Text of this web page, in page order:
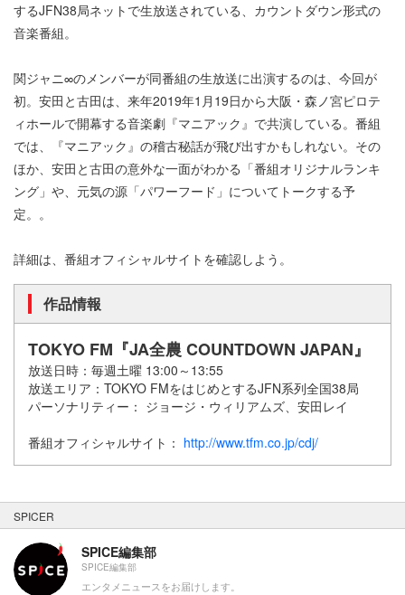
するJFN38局ネットで生放送されている、カウントダウン形式の
音楽番組。
関ジャニ∞のメンバーが同番組の生放送に出演するのは、今回が
初。安田と古田は、来年2019年1月19日から大阪・森ノ宮ピロテ
ィホールで開幕する音楽劇『マニアック』で共演している。番組
では、『マニアック』の稽古秘話が飛び出すかもしれない。その
ほか、安田と古田の意外な一面がわかる「番組オリジナルランキ
ング」や、元気の源「パワーフード」についてトークする予
定。。
詳細は、番組オフィシャルサイトを確認しよう。
作品情報
TOKYO FM『JA全農 COUNTDOWN JAPAN』
放送日時：毎週土曜 13:00～13:55
放送エリア：TOKYO FMをはじめとするJFN系列全国38局
パーソナリティー： ジョージ・ウィリアムズ、安田レイ
番組オフィシャルサイト： http://www.tfm.co.jp/cdj/
SPICER
SPICE編集部
SPICE編集部
エンタメニュースをお届けします。